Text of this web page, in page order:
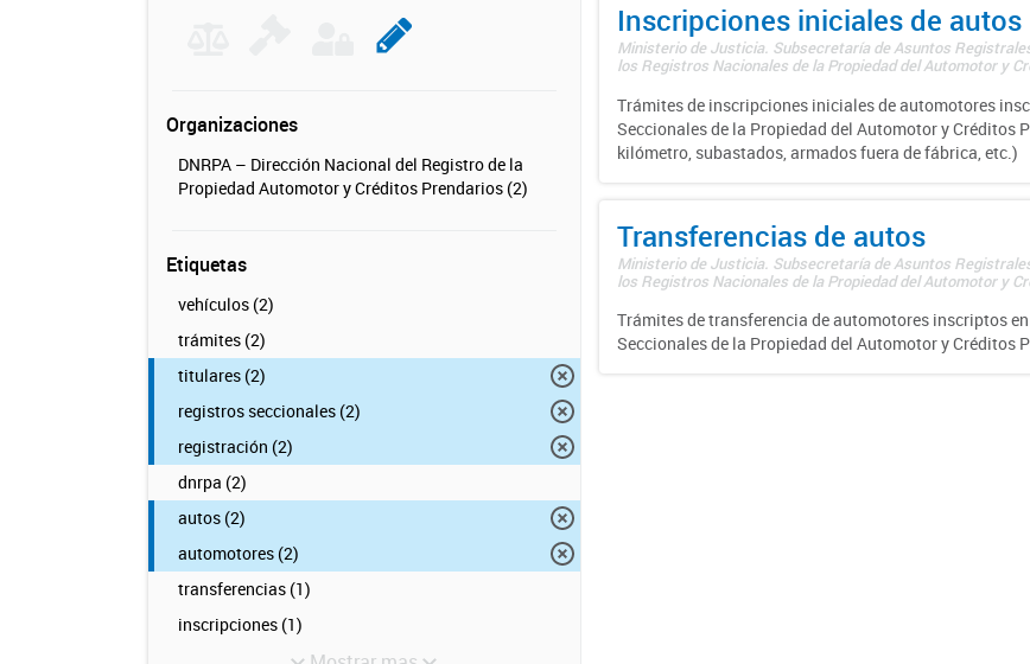
Organizaciones
DNRPA – Dirección Nacional del Registro de la
Propiedad Automotor y Créditos Prendarios (2)
Etiquetas
vehículos (2)
trámites (2)
titulares (2)
registros seccionales (2)
registración (2)
dnrpa (2)
autos (2)
automotores (2)
transferencias (1)
inscripciones (1)
Inscripciones iniciales de autos
Ministerio de Justicia. Subsecretaría de Asuntos
los Registros Nacionales de la Propiedad del Automotor y
Trámites de inscripciones iniciales de automotores
Seccionales de la Propiedad del Automotor y Créditos
kilómetro, subastados, armados fuera de fábrica, etc.)
Transferencias de autos
Ministerio de Justicia. Subsecretaría de Asuntos
los Registros Nacionales de la Propiedad del Automotor y
Trámites de transferencia de automotores inscriptos
Seccionales de la Propiedad del Automotor y Créditos